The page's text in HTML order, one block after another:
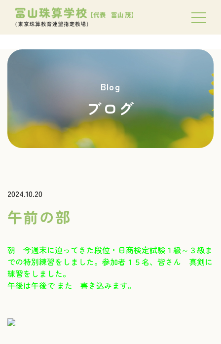
Blog
ブログ
2024.10.20
午前の部
朝 今週末に迫ってきた段位・日商検定試験１級～３級ま
での特別練習をしました。参加者１５名、皆さん 真剣に
練習をしました。
午後は午後で また 書き込みます。